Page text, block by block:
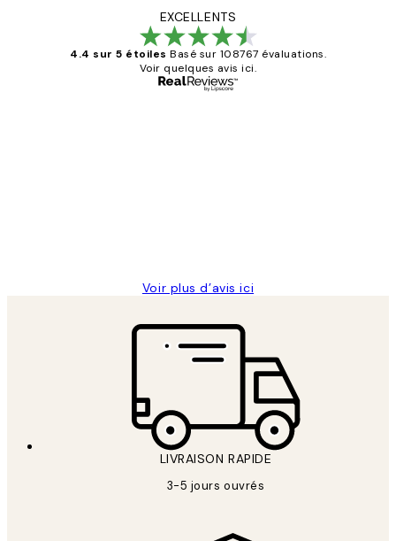
EXCELLENTS
4.4 sur 5 étoiles Basé sur 108767 évaluations.
Voir quelques avis ici.
Voir plus d’avis ici
LIVRAISON RAPIDE
3-5 jours ouvrés